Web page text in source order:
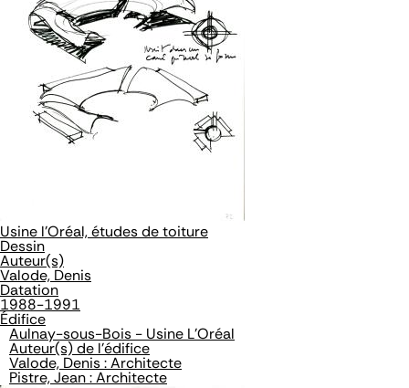
Usine l'Oréal, études de toiture
Dessin
Auteur(s)
Valode, Denis
Datation
1988-1991
Édifice
Aulnay-sous-Bois - Usine L'Oréal
Auteur(s) de l'édifice
Valode, Denis : Architecte
Pistre, Jean : Architecte